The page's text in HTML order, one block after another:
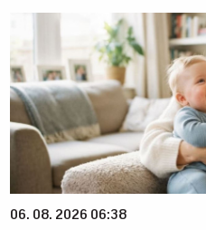
06. 08. 2026 06:38